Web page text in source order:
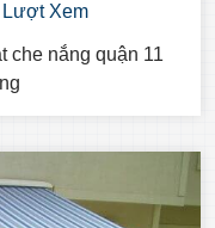
Lượt Xem
che nắng quận 11